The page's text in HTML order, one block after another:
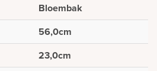
Bloembak
56,0cm
23,0cm